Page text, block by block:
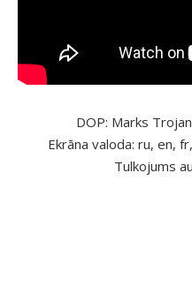
DOP: Marks
Ekrāna valoda: ru, en,
Tulkojums